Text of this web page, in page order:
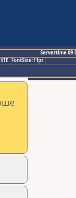
Servertime
VIE FontSize:11pt